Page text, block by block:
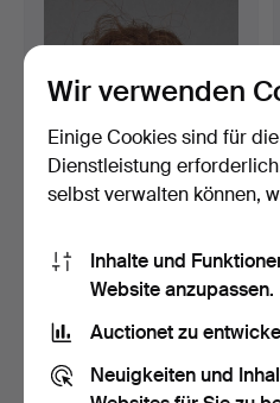
ARMAND MARSEILLE
PORZELLANKOPF PUPPE
Beendet 22. Dez 2022
8 Gebote
Wir verwenden
Einige Cookies sind für
Dienstleistung
selbst verwalten können,
Inhalte und
Website anzupassen.
Auctionet zu
Neuigkeiten und